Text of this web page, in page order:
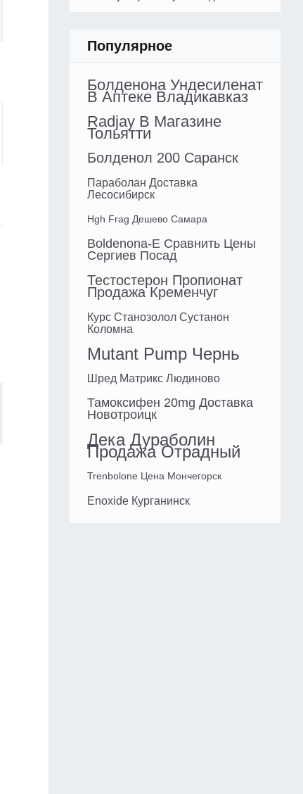
Популярное
Болденона Ундесиленат
В Аптеке Владикавказ
Radjay В Магазине
Тольятти
Болденол 200 Саранск
Параболан Доставка
Лесосибирск
Hgh Frag Дешево Самара
Boldenona-E Сравнить Цены
Сергиев Посад
Тестостерон Пропионат
Продажа Кременчуг
Курс Станозолол Сустанон
Коломна
Mutant Pump Чернь
Шред Матрикс Людиново
Тамоксифен 20mg Доставка
Новотроицк
Дека Дураболин
Продажа Отрадный
Trenbolone Цена Мончегорск
Enoxide Курганинск